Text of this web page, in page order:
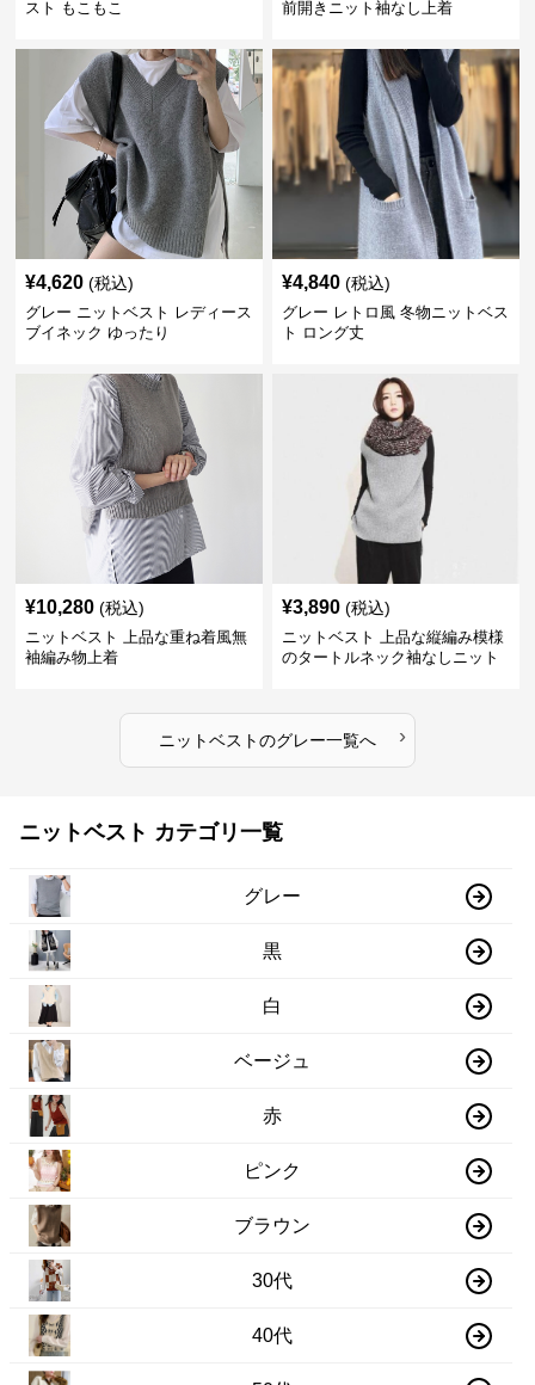
スト もこもこ
前開きニット袖なし上着
¥4,620 (税込)
グレー ニットベスト レディース
ブイネック ゆったり
¥4,840 (税込)
グレー レトロ風 冬物ニットベス
ト ロング丈
¥10,280 (税込)
ニットベスト 上品な重ね着風無
袖編み物上着
¥3,890 (税込)
ニットベスト 上品な縦編み模様
のタートルネック袖なしニット
ニットベストのグレー一覧へ ›
ニットベスト カテゴリ一覧
グレー
黒
白
ベージュ
赤
ピンク
ブラウン
30代
40代